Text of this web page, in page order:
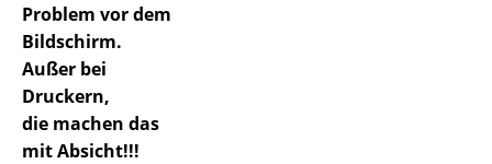
Problem vor dem
Bildschirm.
Außer bei
Druckern,
die machen das
mit Absicht!!!